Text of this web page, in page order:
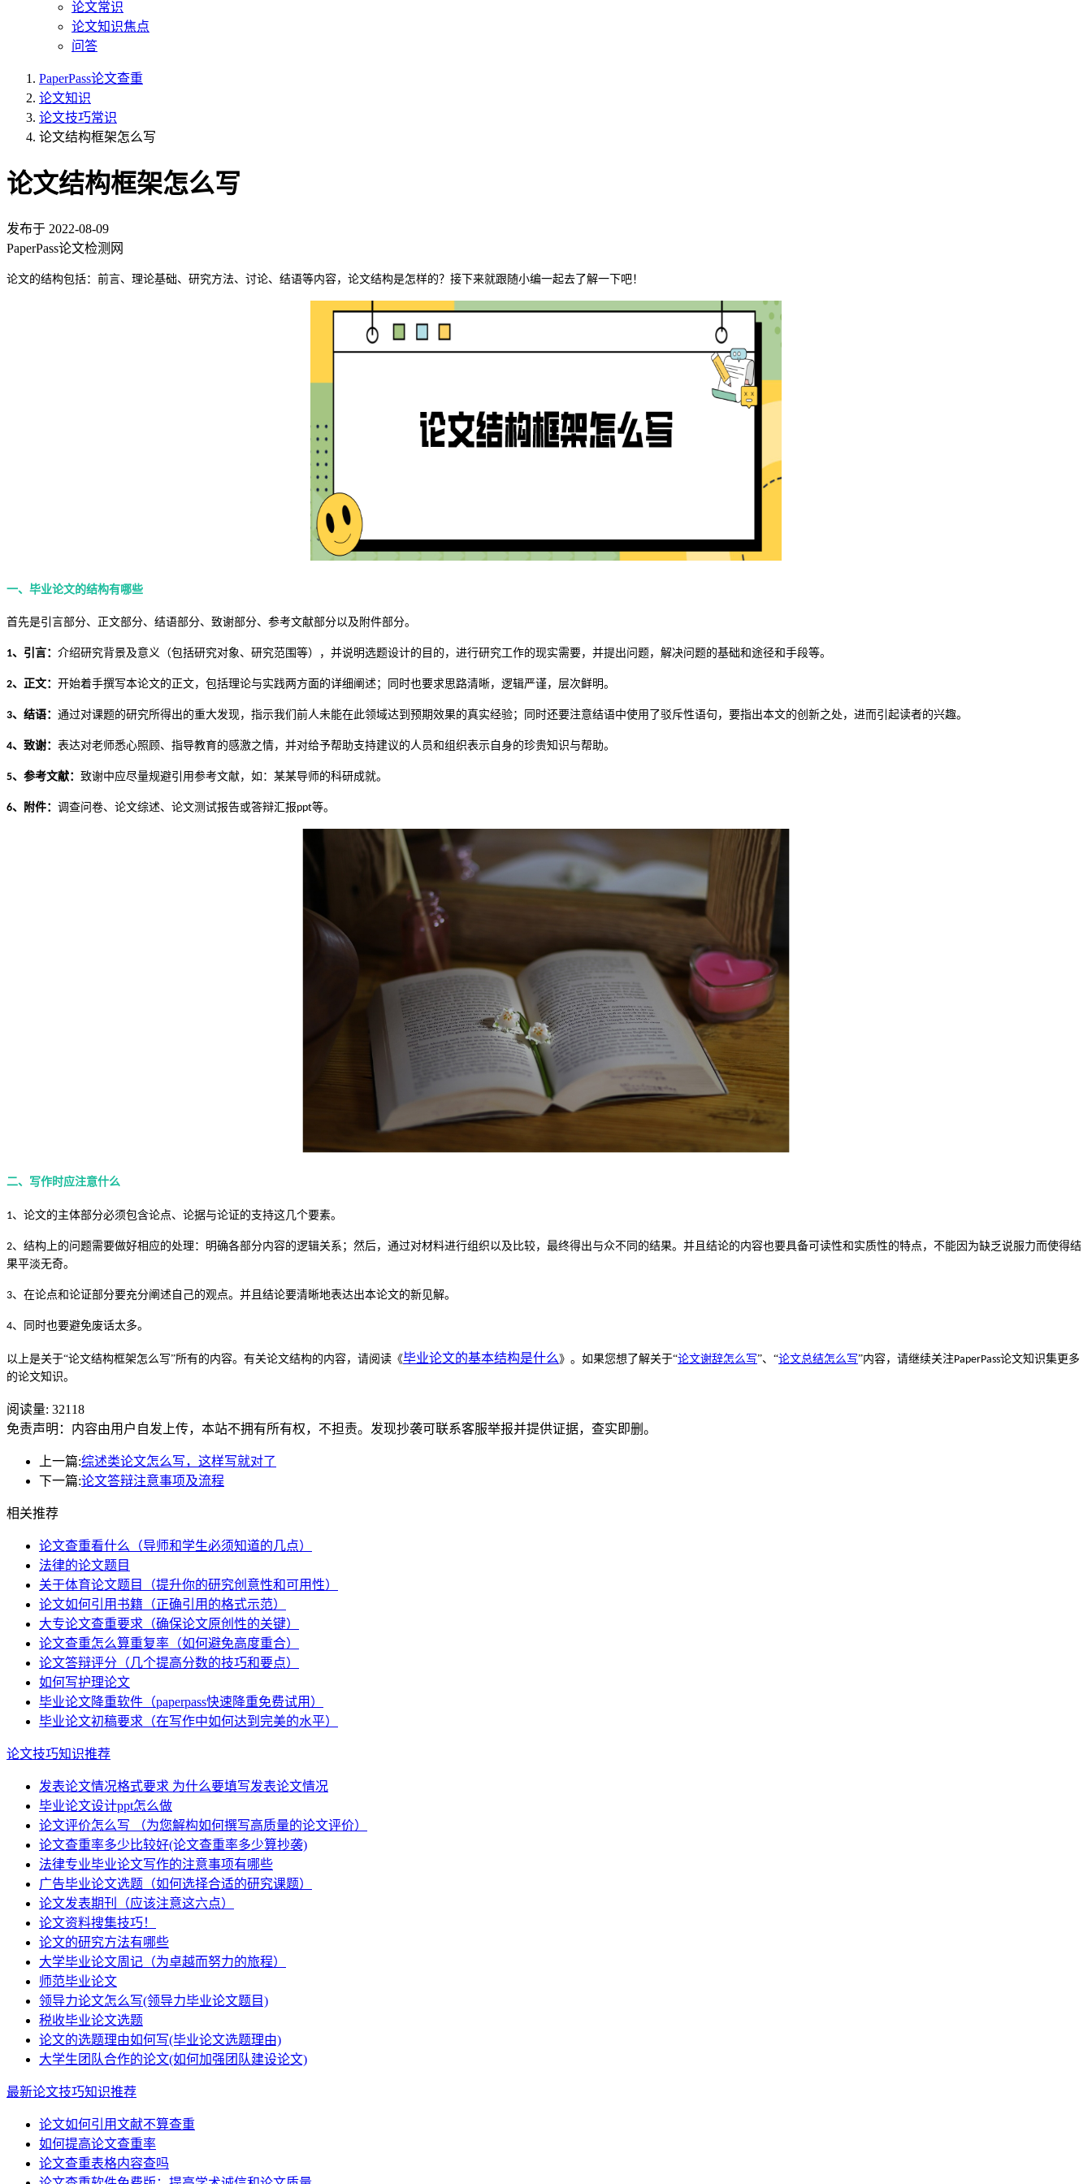
论文常识
论文知识焦点
问答
PaperPass论文查重
论文知识
论文技巧常识
论文结构框架怎么写
论文结构框架怎么写
发布于 2022-08-09
PaperPass论文检测网
论文的结构包括：前言、理论基础、研究方法、讨论、结语等内容，论文结构是怎样的？接下来就跟随小编一起去了解一下吧！
一、 毕业论文的结构有哪些
首先是引言部分、正文部分、结语部分、致谢部分、参考文献部分以及附件部分。
1、引言： 介绍研究背景及意义（包括研究对象、研究范围等），并说明选题设计的目的，进行研究工作的现实需要，并提出问题，解决问题的基础和途径和手段等。
2、正文： 开始着手撰写本论文的正文，包括理论与实践两方面的详细阐述；同时也要求思路清晰，逻辑严谨，层次鲜明。
3、结语： 通过对课题的研究所得出的重大发现，指示我们前人未能在此领域达到预期效果的真实经验；同时还要注意结语中使用了驳斥性语句，要指出本文的创新之处，进而引起读者的兴趣。
4、致谢： 表达对老师悉心照顾、指导教育的感激之情，并对给予帮助支持建议的人员和组织表示自身的珍贵知识与帮助。
5、参考文献： 致谢中应尽量规避引用参考文献，如：某某导师的科研成就。
6、附件： 调查问卷、论文综述、论文测试报告或答辩汇报ppt等。
二、写作时应注意什么
1、 论文的主体部分必须包含论点、论据与论证的支持这几个要素。
2、 结构上的问题需要做好相应的处理：明确各部分内容的逻辑关系；然后，通过对材料进行组织以及比较，最终得出与众不同的结果。并且结论的内容也要具备可读性和实质性的特点，不能因为缺乏说服力而使得结
果平淡无奇。
3、 在论点和论证部分要充分阐述自己的观点。并且结论要清晰地表达出本论文的新见解。
4、 同时也要避免废话太多。
以上是关于“论文结构框架怎么写”所有的内容。有关论文结构的内容，请阅读《毕业论文的基本结构是什么》。如果您想了解关于“论文谢辞怎么写”、“论文总结怎么写”内容，请继续关注PaperPass论文知识集更多
的论文知识。
阅读量: 32118
免责声明：内容由用户自发上传，本站不拥有所有权，不担责。发现抄袭可联系客服举报并提供证据，查实即删。
上一篇:综述类论文怎么写，这样写就对了
下一篇:论文答辩注意事项及流程
相关推荐
论文查重看什么（导师和学生必须知道的几点）
法律的论文题目
关于体育论文题目（提升你的研究创意性和可用性）
论文如何引用书籍（正确引用的格式示范）
大专论文查重要求（确保论文原创性的关键）
论文查重怎么算重复率（如何避免高度重合）
论文答辩评分（几个提高分数的技巧和要点）
如何写护理论文
毕业论文降重软件（paperpass快速降重免费试用）
毕业论文初稿要求（在写作中如何达到完美的水平）
论文技巧知识推荐
发表论文情况格式要求 为什么要填写发表论文情况
毕业论文设计ppt怎么做
论文评价怎么写 （为您解构如何撰写高质量的论文评价）
论文查重率多少比较好(论文查重率多少算抄袭)
法律专业毕业论文写作的注意事项有哪些
广告毕业论文选题（如何选择合适的研究课题）
论文发表期刊（应该注意这六点）
论文资料搜集技巧！
论文的研究方法有哪些
大学毕业论文周记（为卓越而努力的旅程）
师范毕业论文
领导力论文怎么写(领导力毕业论文题目)
税收毕业论文选题
论文的选题理由如何写(毕业论文选题理由)
大学生团队合作的论文(如何加强团队建设论文)
最新论文技巧知识推荐
论文如何引用文献不算查重
如何提高论文查重率
论文查重表格内容查吗